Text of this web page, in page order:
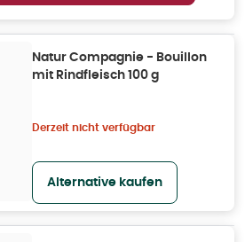
Natur Compagnie - Bouillon
mit Rindfleisch 100 g
Derzeit nicht verfügbar
Alternative kaufen